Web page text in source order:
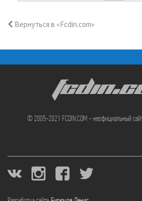
Вернуться в «Fcdin.com»
© 2005-2021 FCDIN.COM - неофициальный